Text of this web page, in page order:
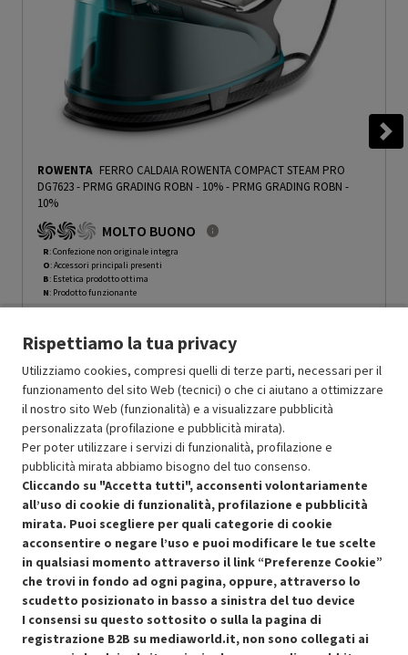
ROWENTA FERRO CALDAIA ROWENTA COMPACT STEAM PRO
DG7623 - PRMG GRADING ROBN - 10%- PRMG GRADING ROBN -
10%
MOLTO BUONO
R: Confezione non originale integra
O: Accessori principali presenti
B: Estetica prodotto ottima
N: Prodotto funzionante
Ricondizionato Prezzo ridotto da
152.99 a-30%
In Promozione 107.09
Aggiungi al carrello
SCONTO RICONDIZIONATI
Approfitta dello sconto del 30% sul prodotto ricondizionato.
Condizioni generali di vendita Recedere dal contratto qui
Rispettiamo la tua privacy
Utilizziamo cookies, compresi quelli di terze parti, necessari per il
funzionamento del sito Web (tecnici) o che ci aiutano a ottimizzare
il nostro sito Web (funzionalità) e a visualizzare pubblicità
personalizzata (profilazione e pubblicità mirata).
Per poter utilizzare i servizi di funzionalità, profilazione e
pubblicità mirata abbiamo bisogno del tuo consenso.
Cliccando su "Accetta tutti", acconsenti volontariamente
all’uso di cookie di funzionalità, profilazione e pubblicità
mirata. Puoi scegliere per quali categorie di cookie
acconsentire o negare l’uso e puoi modificare le tue scelte
in qualsiasi momento attraverso il link “Preferenze Cookie”
che trovi in fondo ad ogni pagina, oppure, attraverso lo
scudetto posizionato in basso a sinistra del tuo device
I consensi su questo sottosito o sulla la pagina di
registrazione B2B su mediaworld.it, non sono collegati ai